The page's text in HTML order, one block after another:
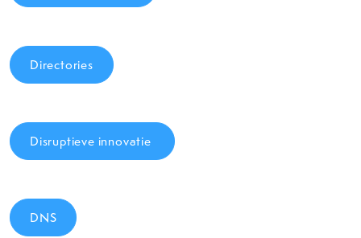
Directories
Disruptieve innovatie
DNS